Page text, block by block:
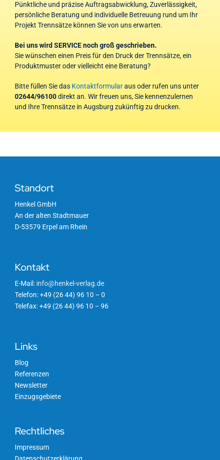
Pünktliche und präzise Auftragsabwicklung, Zuverlässigkeit,
persönliche Beratung und individuelle Betreuung rund um Ihr
Projekt Trennsätze können Sie von uns erwarten.
Bei uns wird SERVICE noch groß geschrieben.
Sie wünschen einen Preis für den Druck der Trennsätze, ein
Produktmuster oder vielleicht eine Beratung?
Bitte füllen Sie das Kontaktformularaus oder rufen uns unter
02644/96100direkt an. Wir freuen uns, Sie kennenzulernen
und Ihre Trennsätze in Augsburg zukünftig zu drucken.
Standort
Henkel GmbH
An der alten Stadtmauer
D-53579 Erpel am Rhein
Kontakt
E-Mail: info@henkel-verlag.de
Telefon: +49 (26 44) 96 10 – 0
Telefax: +49 (26 44) 96 10 – 96
Links
Blog
Referenzen
Newsletter
Einzugsgebiete
Rechtliches
Impressum